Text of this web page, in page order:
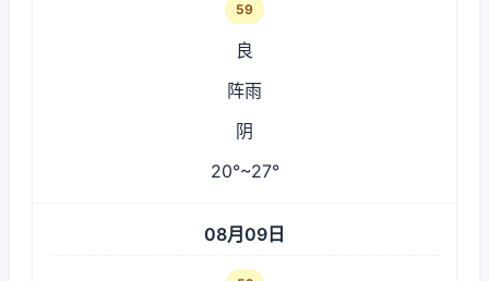
59
良
阵雨
阴
20°~27°
08月09日